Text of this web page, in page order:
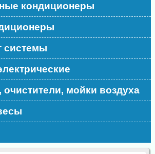
кондиционеры
системы
очистители, мойки воздуха